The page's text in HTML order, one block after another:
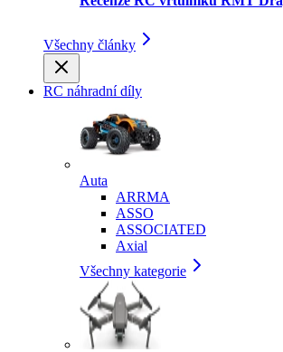
Všechny články
RC náhradní díly
Auta
ARRMA
ASSO
ASSOCIATED
Axial
Všechny kategorie